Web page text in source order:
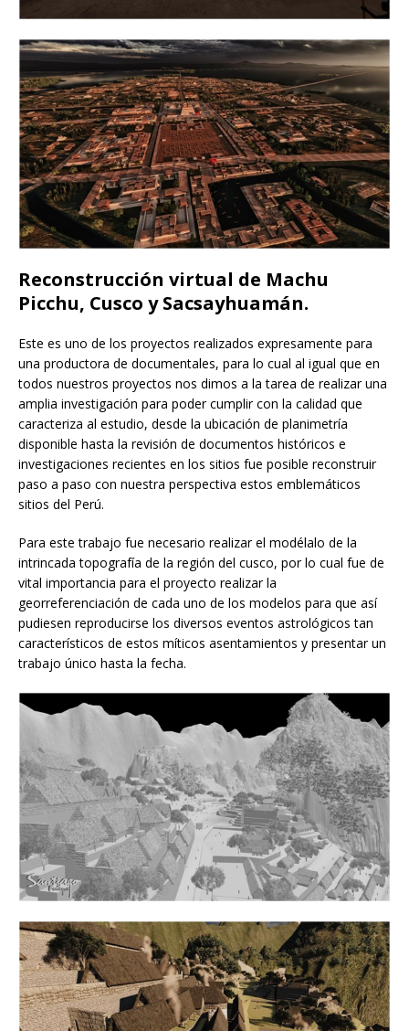
Reconstrucción virtual de Machu
Picchu, Cusco y Sacsayhuamán.
Este es uno de los proyectos realizados expresamente para
una productora de documentales, para lo cual al igual que en
todos nuestros proyectos nos dimos a la tarea de realizar una
amplia investigación para poder cumplir con la calidad que
caracteriza al estudio, desde la ubicación de planimetría
disponible hasta la revisión de documentos históricos e
investigaciones recientes en los sitios fue posible reconstruir
paso a paso con nuestra perspectiva estos emblemáticos
sitios del Perú.
Para este trabajo fue necesario realizar el modélalo de la
intrincada topografía de la región del cusco, por lo cual fue de
vital importancia para el proyecto realizar la
georreferenciación de cada uno de los modelos para que así
pudiesen reproducirse los diversos eventos astrológicos tan
característicos de estos míticos asentamientos y presentar un
trabajo único hasta la fecha.